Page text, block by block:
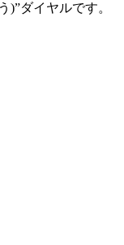
)”ダイヤルです。